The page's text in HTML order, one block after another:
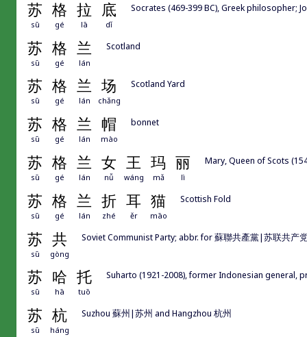
苏 格 拉 底
sū gé lā dǐ
Socrates (469-399 BC), Greek philosopher;
苏 格 兰
sū gé lán
Scotland
苏 格 兰 场
sū gé lán chǎng
Scotland Yard
苏 格 兰 帽
sū gé lán mào
bonnet
苏 格 兰 女 王 玛 丽
sū gé lán nǚ wáng mǎ lì
Mary, Queen of Scots
苏 格 兰 折 耳 猫
sū gé lán zhé ěr māo
Scottish Fold
苏 共
sū gòng
Soviet Communist Party; abbr. for 蘇聯共產黨|苏联共产
苏 哈 托
sū hā tuō
Suharto (1921-2008), former Indonesian general,
苏 杭
sū háng
Suzhou 蘇州|苏州 and Hangzhou 杭州